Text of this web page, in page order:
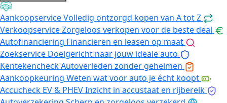
AankoopserviceVolledig ontzorgd kopen van A tot Z
VerkoopserviceZorgeloos verkopen voor de beste deal
Autofinanciering Financieren en leasen op maat
Zoekservice Doelgericht naar jouw ideale auto
KentekencheckAutoverleden zonder geheimen
Aankoopkeuring Weten wat voor auto je écht koopt
Accucheck EV & PHEVInzicht in accustaat en rijbereik